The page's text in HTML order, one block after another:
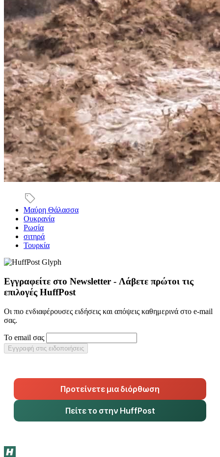
Μαύρη Θάλασσα
Ουκρανία
Ρωσία
σιτηρά
Τουρκία
Εγγραφείτε στο Newsletter - Λάβετε πρώτοι τις
επιλογές HuffPost
Οι πιο ενδιαφέρουσες ειδήσεις και απόψεις καθημερινά στο e-mail
σας.
Το email σας
Εγγραφή στις ειδοποιήσεις
Προτείνετε μια διόρθωση
Πείτε το στην HuffPost